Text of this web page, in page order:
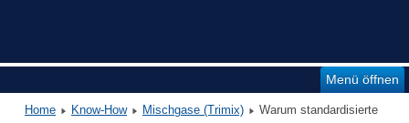
Menü öffnen
Home Know-How Mischgase (Trimix)
Warum standardisierte